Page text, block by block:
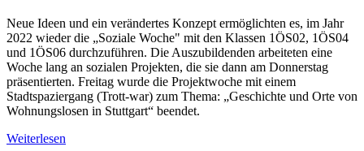
Neue Ideen und ein verändertes Konzept ermöglichten es, im Jahr
2022 wieder die „Soziale Woche" mit den Klassen 1ÖS02, 1ÖS04
und 1ÖS06 durchzuführen. Die Auszubildenden arbeiteten eine
Woche lang an sozialen Projekten, die sie dann am Donnerstag
präsentierten. Freitag wurde die Projektwoche mit einem
Stadtspaziergang (Trott-war) zum Thema: „Geschichte und Orte von
Wohnungslosen in Stuttgart“ beendet.
Weiterlesen